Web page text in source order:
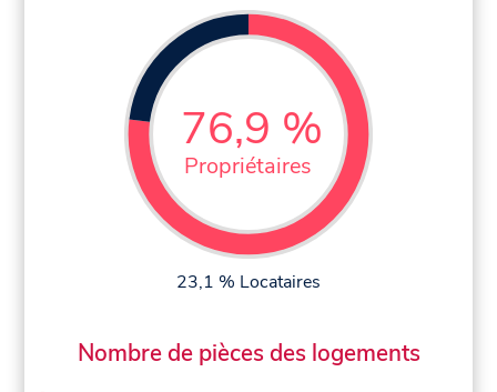
76,9 %
Propriétaires
23,1 % Locataires
Nombre de pièces des logements